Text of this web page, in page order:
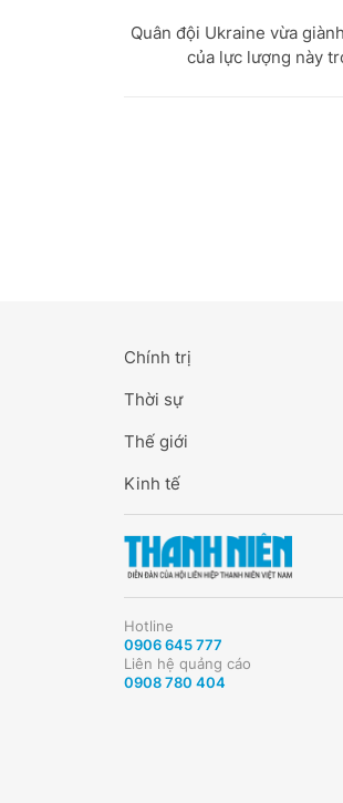
Quân đội Ukraine vừa
của lực lượng này
Chính trị
Thời sự
Thế giới
Kinh tế
Hotline
0906 645 777
Liên hệ quảng cáo
0908 780 404